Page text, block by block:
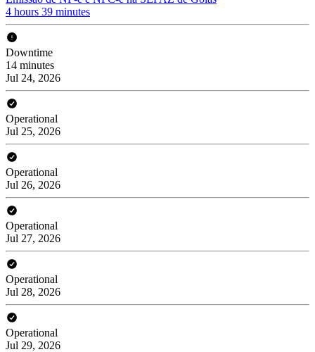
4 hours 39 minutes
Downtime
14 minutes
Jul 24, 2026
Operational
Jul 25, 2026
Operational
Jul 26, 2026
Operational
Jul 27, 2026
Operational
Jul 28, 2026
Operational
Jul 29, 2026